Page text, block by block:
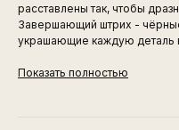
расставлены так, чтобы
Завершающий штрих -
украшающие каждую деталь
Показать полностью